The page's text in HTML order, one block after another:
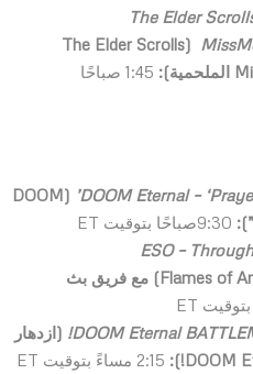
The Elder
(
The Elder Scrolls
الملحمية):
1:45 صباحًا
DOOM Eternal –
’
(
DOOM
ESO –
Flames of) مع فريق بث
DOOM Eternal
! (ازدهار
DOOM
!):